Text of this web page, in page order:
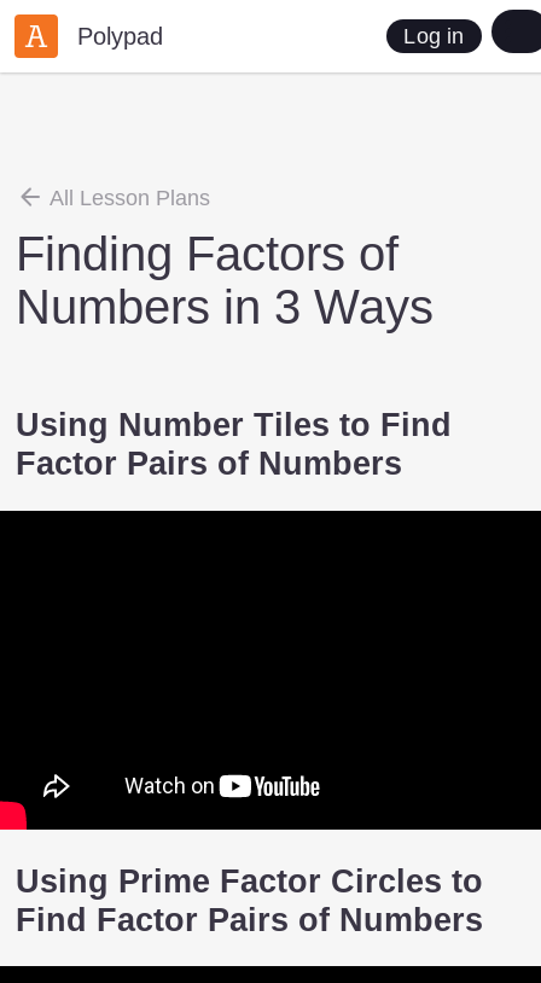
Polypad Log in
All Lesson Plans
Finding Factors of
Numbers in 3 Ways
Using Number Tiles to Find
Factor Pairs of Numbers
Using Prime Factor Circles to
Find Factor Pairs of Numbers